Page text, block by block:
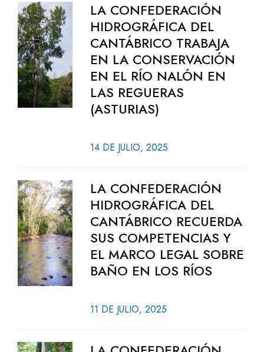
LA CONFEDERACIÓN
HIDROGRÁFICA DEL
CANTÁBRICO TRABAJA
EN LA CONSERVACIÓN
EN EL RÍO NALÓN EN
LAS REGUERAS
(ASTURIAS)
14 DE JULIO, 2025
LA CONFEDERACIÓN
HIDROGRÁFICA DEL
CANTÁBRICO RECUERDA
SUS COMPETENCIAS Y
EL MARCO LEGAL SOBRE
BAÑO EN LOS RÍOS
11 DE JULIO, 2025